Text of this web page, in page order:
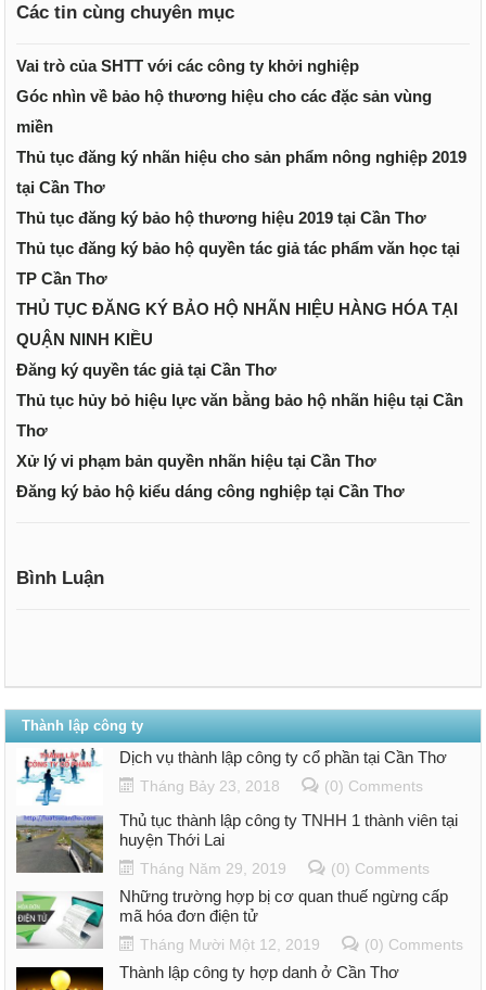
Các tin cùng chuyên mục
Vai trò của SHTT với các công ty khởi nghiệp
Góc nhìn về bảo hộ thương hiệu cho các đặc sản vùng
miền
Thủ tục đăng ký nhãn hiệu cho sản phẩm nông nghiệp 2019
tại Cần Thơ
Thủ tục đăng ký bảo hộ thương hiệu 2019 tại Cần Thơ
Thủ tục đăng ký bảo hộ quyền tác giả tác phẩm văn học tại
TP Cần Thơ
THỦ TỤC ĐĂNG KÝ BẢO HỘ NHÃN HIỆU HÀNG HÓA TẠI
QUẬN NINH KIỀU
Đăng ký quyền tác giả tại Cần Thơ
Thủ tục hủy bỏ hiệu lực văn bằng bảo hộ nhãn hiệu tại Cần
Thơ
Xử lý vi phạm bản quyền nhãn hiệu tại Cần Thơ
Đăng ký bảo hộ kiểu dáng công nghiệp tại Cần Thơ
Bình Luận
Thành lập công ty
Dịch vụ thành lập công ty cổ phần tại Cần Thơ
Tháng Bảy 23, 2018 (0) Comments
Thủ tục thành lập công ty TNHH 1 thành viên tại
huyện Thới Lai
Tháng Năm 29, 2019 (0) Comments
Những trường hợp bị cơ quan thuế ngừng cấp
mã hóa đơn điện tử
Tháng Mười Một 12, 2019 (0) Comments
Thành lập công ty hợp danh ở Cần Thơ